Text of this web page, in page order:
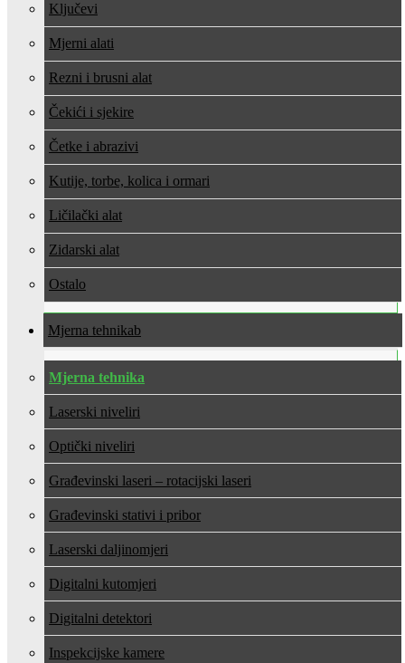
Ključevi
Mjerni alati
Rezni i brusni alat
Čekići i sjekire
Četke i abrazivi
Kutije, torbe, kolica i ormari
Ličilački alat
Zidarski alat
Ostalo
Mjerna tehnika
Mjerna tehnika
Laserski niveliri
Optički niveliri
Građevinski laseri – rotacijski laseri
Građevinski stativi i pribor
Laserski daljinomjeri
Digitalni kutomjeri
Digitalni detektori
Inspekcijske kamere